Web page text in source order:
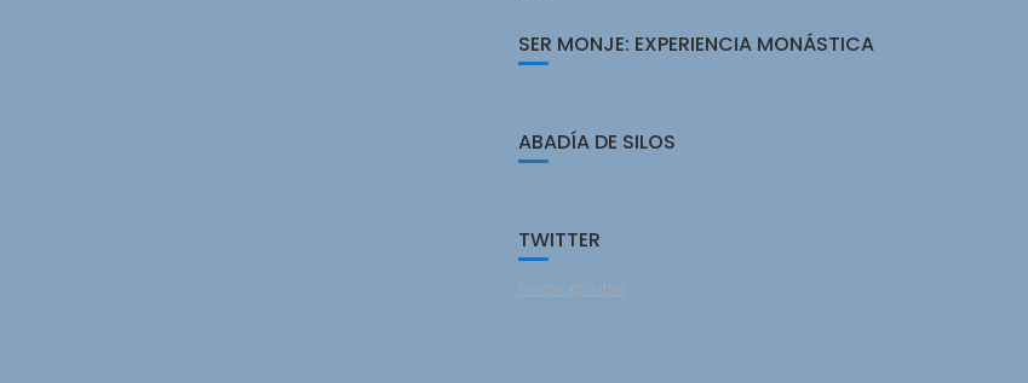
SER MONJE: EXPERIENCIA MONÁSTICA
ABADÍA DE SILOS
TWITTER
Follow @twitter